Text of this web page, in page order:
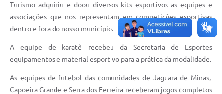
Turismo adquiriu e doou diversos kits esportivos as equipes e
associações que nos representam em competições esportivas
dentro e fora do nosso município.
A equipe de karatê recebeu da Secretaria de Esportes
equipamentos e material esportivo para a prática da modalidade.
As equipes de futebol das comunidades de Jaguara de Minas,
Capoeira Grande e Serra dos Ferreira receberam jogos completos